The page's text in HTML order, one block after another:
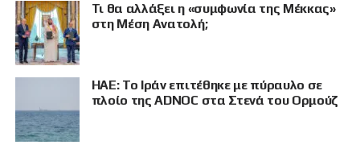
Τι θα αλλάξει η «συμφωνία της Μέκκας»
στη Μέση Ανατολή;
ΗΑΕ: Το Ιράν επιτέθηκε με πύραυλο σε
πλοίο της ADNOC στα Στενά του Ορμούζ